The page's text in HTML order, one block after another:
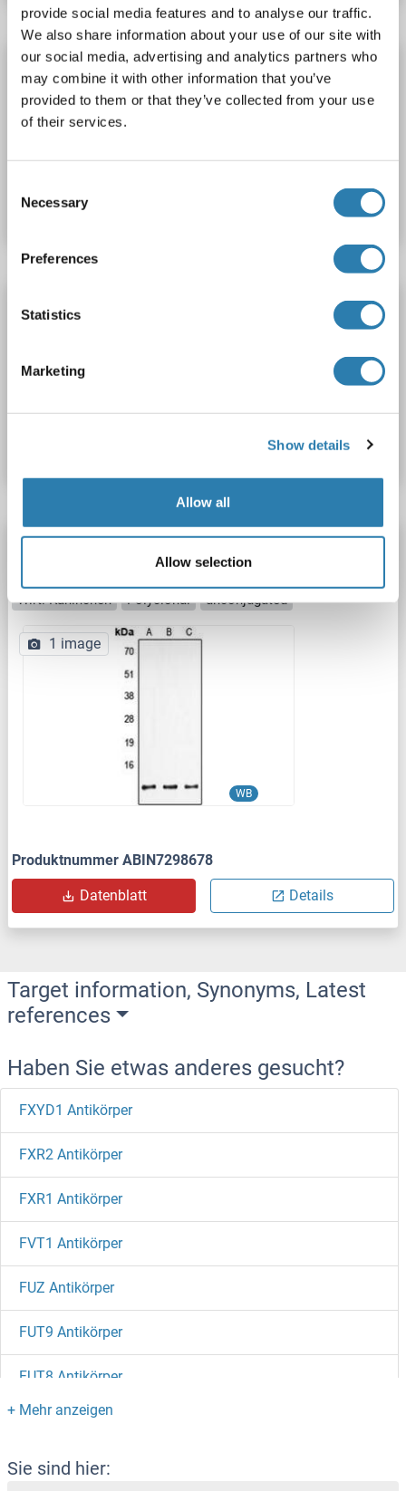
provide social media features and to analyse our traffic.
We also share information about your use of our site with
our social media, advertising and analytics partners who
may combine it with other information that you’ve
provided to them or that they’ve collected from your use
of their services.
Selection
Necessary
Preferences
Statistics
Marketing
Show details
Allow all
Allow selection
FXYD2 Antikörper
FXYD2 Reaktivität: Human
WB, IHC, ELISA
Wirt: Kaninchen
Datenblatt
FXYD2 Antikörper
WB, IHC, ELISA
Produktnummer ABIN7120885
Details
FXYD2 Antikörper (C-Term)
Reaktivität: Human, Maus, Ratte
Wirt: Kaninchen
Polyclonal unconjugated
WB
1 image
Produktnummer ABIN7298678
Datenblatt Details
Target information, Synonyms, Latest
references
Haben Sie etwas anderes gesucht?
FXYD1 Antikörper
FXR2 Antikörper
FXR1 Antikörper
FVT1 Antikörper
FUZ Antikörper
FUT9 Antikörper
FUT8 Antikörper
FUT7 Antikörper
FUT6 Antikörper
Sie sind hier: